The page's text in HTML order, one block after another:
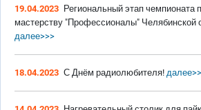
19.04.2023 Региональный этап
мастерству "Профессионалы" Челябинской
далее>>>
18.04.2023 С Днём радиолюбителя!